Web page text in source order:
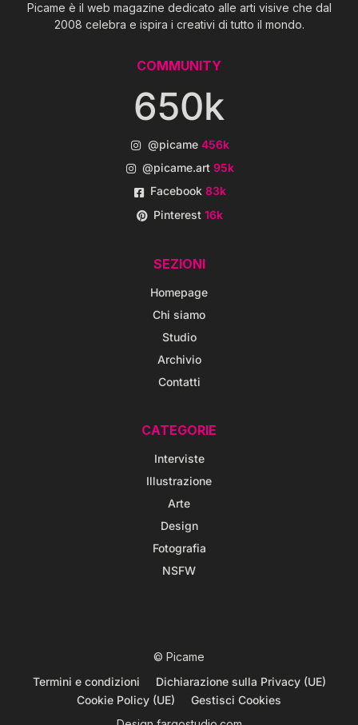
Picame è il web magazine dedicato alle arti visive che dal
2008 celebra e ispira i creativi di tutto il mondo.
COMMUNITY
650k
@picame 456k
@picame.art95k
Facebook83k
Pinterest16k
SEZIONI
Homepage
Chi siamo
Studio
Archivio
Contatti
CATEGORIE
Interviste
Illustrazione
Arte
Design
Fotografia
NSFW
© Picame
Termini e condizioni
Dichiarazione sulla Privacy (UE)
Cookie Policy (UE)
Gestisci Cookies